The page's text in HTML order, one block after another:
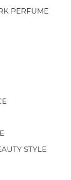
PERFUME
STYLE